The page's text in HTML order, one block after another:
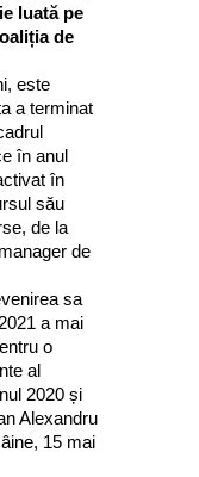
luată pe
de
este
a terminat
în anul
în
său
de la
de
sa
a mai
o
al
2020 și
Alexandru
15 mai